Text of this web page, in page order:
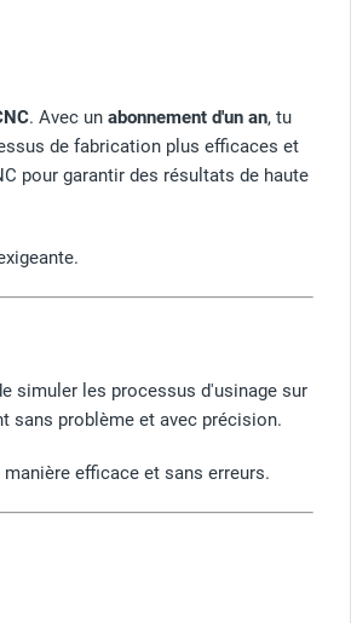
. Avec un abonnement d'un an, tu
de fabrication plus efficaces et
pour garantir des résultats de haute
simuler les processus d'usinage sur
sans problème et avec précision.
efficace et sans erreurs.